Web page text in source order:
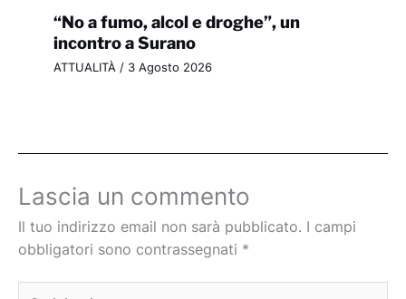
“No a fumo, alcol e droghe”, un
incontro a Surano
ATTUALITÀ / 3 Agosto 2026
Lascia un commento
Il tuo indirizzo email non sarà pubblicato. I campi
obbligatori sono contrassegnati *